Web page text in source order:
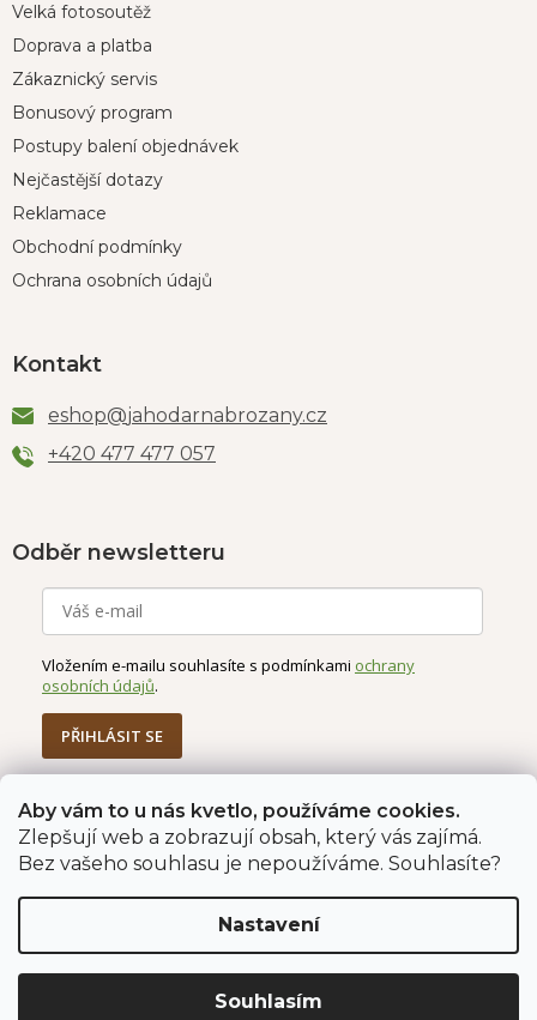
Aby vám to u nás kvetlo, používáme cookies.
Zlepšují web a zobrazují obsah, který vás zajímá.
Bez vašeho souhlasu je nepoužíváme. Souhlasíte?
Nastavení
Souhlasím
Velká fotosoutěž
Doprava a platba
Zákaznický servis
Bonusový program
Postupy balení objednávek
Nejčastější dotazy
Reklamace
Obchodní podmínky
Ochrana osobních údajů
Kontakt
eshop@jahodarnabrozany.cz
+420 477 477 057
Odběr newsletteru
Vložením e-mailu souhlasíte s podmínkami ochrany
osobních údajů.
PŘIHLÁSIT SE
Jahodárna Brozany Obchodní podmínky
Podmínky ochrany údajů
Vytvořil Shoptet Premium
Jahodárna Brozany nad Ohří s.r.o.